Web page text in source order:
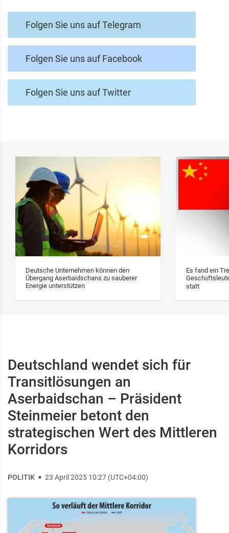
Folgen Sie uns auf Telegram
Folgen Sie uns auf Facebook
Folgen Sie uns auf Twitter
Deutsche Unternehmen können den
Übergang Aserbaidschans zu sauberer
Energie unterstützen
Es fand ein
statt
Deutschland wendet sich für
Transitlösungen an
Aserbaidschan – Präsident
Steinmeier betont den
strategischen Wert des Mittleren
Korridors
POLITIK 23 April 2025 10:27 (UTC+04:00)